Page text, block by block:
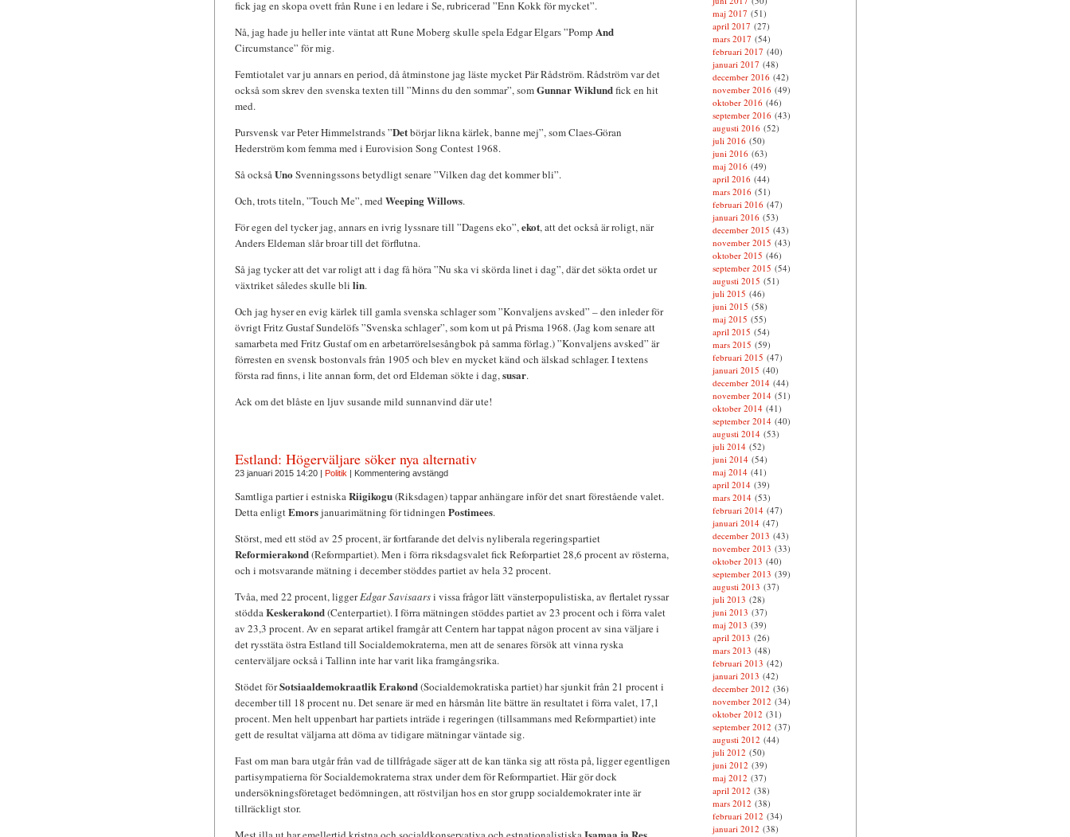
fick jag en skopa ovett från Rune i en ledare i Se, rubricerad ”Enn Kokk för mycket”.
Nå, jag hade ju heller inte väntat att Rune Moberg skulle spela Edgar Elgars ”Pomp And
Circumstance” för mig.
Femtiotalet var ju annars en period, då åtminstone jag läste mycket Pär Rådström. Rådström var det
också som skrev den svenska texten till ”Minns du den sommar”, somGunnar Wiklundfick en hit
med.
Pursvensk var Peter Himmelstrands ”Detbörjar likna kärlek, banne mej”, som Claes-Göran
Hederström kom femma med i Eurovision Song Contest 1968.
Så ocksåUno Svenningssons betydligt senare ”Vilken dag det kommer bli”.
Och, trots titeln, ”Touch Me”, med Weeping Willows.
För egen del tycker jag, annars en ivrig lyssnare till ”Dagens eko”,ekot, att det också är roligt, när
Anders Eldeman slår broar till det förflutna.
Så jag tycker att det var roligt att i dag få höra ”Nu ska vi skörda linet i dag”, där det sökta ordet ur
växtriket således skulle bli lin.
Och jag hyser en evig kärlek till gamla svenska schlager som ”Konvaljens avsked” – den inleder för
övrigt Fritz Gustaf Sundelöfs ”Svenska schlager”, som kom ut på Prisma 1968. (Jag kom senare att
samarbeta med Fritz Gustaf om en arbetarrörelsesångbok på samma förlag.) ”Konvaljens avsked” är
förresten en svensk bostonvals från 1905 och blev en mycket känd och älskad schlager. I textens
första rad finns, i lite annan form, det ord Eldeman sökte i dag,susar.
Ack om det blåste en ljuv susande mild sunnanvind där ute!
Estland: Högerväljare söker nya alternativ
23 januari 2015 14:20 | Politik | Kommentering avstängd
Samtliga partier i estniskaRiigikogu(Riksdagen) tappar anhängare inför det snart förestående valet.
Detta enligtEmorsjanuarimätning för tidningen Postimees.
Störst, med ett stöd av 25 procent, är fortfarande det delvis nyliberala regeringspartiet
Reformierakond(Reformpartiet). Men i förra riksdagsvalet fick Reforpartiet 28,6 procent av rösterna,
och i motsvarande mätning i december stöddes partiet av hela 32 procent.
Tvåa, med 22 procent, liggerEdgar Savisaarsi vissa frågor lätt vänsterpopulistiska, av flertalet ryssar
stöddaKeskerakond(Centerpartiet). I förra mätningen stöddes partiet av 23 procent och i förra valet
av 23,3 procent. Av en separat artikel framgår att Centern har tappat någon procent av sina väljare i
det rysstäta östra Estland till Socialdemokraterna, men att de senares försök att vinna ryska
centerväljare också i Tallinn inte har varit lika framgångsrika.
Stödet förSotsiaaldemokraatlik Erakond(Socialdemokratiska partiet) har sjunkit från 21 procent i
december till 18 procent nu. Det senare är med en hårsmån lite bättre än resultatet i förra valet, 17,1
procent. Men helt uppenbart har partiets inträde i regeringen (tillsammans med Reformpartiet) inte
gett de resultat väljarna att döma av tidigare mätningar väntade sig.
Fast om man bara utgår från vad de tillfrågade säger att de kan tänka sig att rösta på, ligger egentligen
partisympatierna för Socialdemokraterna strax under dem för Reformpartiet. Här gör dock
undersökningsföretaget bedömningen, att röstviljan hos en stor grupp socialdemokrater inte är
tillräckligt stor.
maj 2017 (51)
april 2017 (27)
mars 2017 (54)
februari 2017 (40)
januari 2017 (48)
december 2016(42)
november 2016(49)
oktober 2016(46)
september 2016(43)
augusti 2016(52)
juli 2016(50)
juni 2016(63)
maj 2016(49)
april 2016(44)
mars 2016(51)
februari 2016(47)
januari 2016(53)
december 2015 (43)
november 2015 (43)
oktober 2015 (46)
september 2015 (54)
augusti 2015 (51)
juli 2015 (46)
juni 2015 (58)
maj 2015 (55)
april 2015 (54)
mars 2015 (59)
februari 2015 (47)
januari 2015 (40)
december 2014(44)
november 2014(51)
oktober 2014(41)
september 2014(40)
augusti 2014(53)
juli 2014(52)
juni 2014(54)
maj 2014(41)
april 2014(39)
mars 2014(53)
februari 2014(47)
januari 2014(47)
december 2013 (43)
november 2013 (33)
oktober 2013 (40)
september 2013 (39)
augusti 2013 (37)
juli 2013 (28)
juni 2013 (37)
maj 2013 (39)
april 2013 (26)
mars 2013 (48)
februari 2013 (42)
januari 2013 (42)
december 2012 (36)
november 2012 (34)
oktober 2012 (31)
september 2012 (37)
augusti 2012 (44)
juli 2012 (50)
juni 2012 (39)
maj 2012 (37)
april 2012 (38)
mars 2012 (38)
februari 2012 (34)
januari 2012 (38)